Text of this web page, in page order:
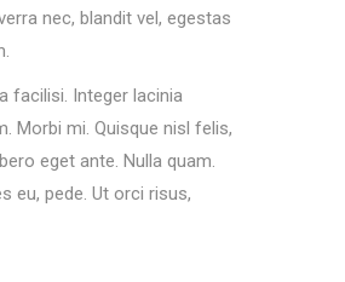
nec, blandit vel, egestas
facilisi. Integer lacinia
Morbi mi. Quisque nisl felis,
eget ante. Nulla quam.
eu, pede. Ut orci risus,